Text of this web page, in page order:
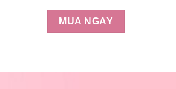
MUA NGAY